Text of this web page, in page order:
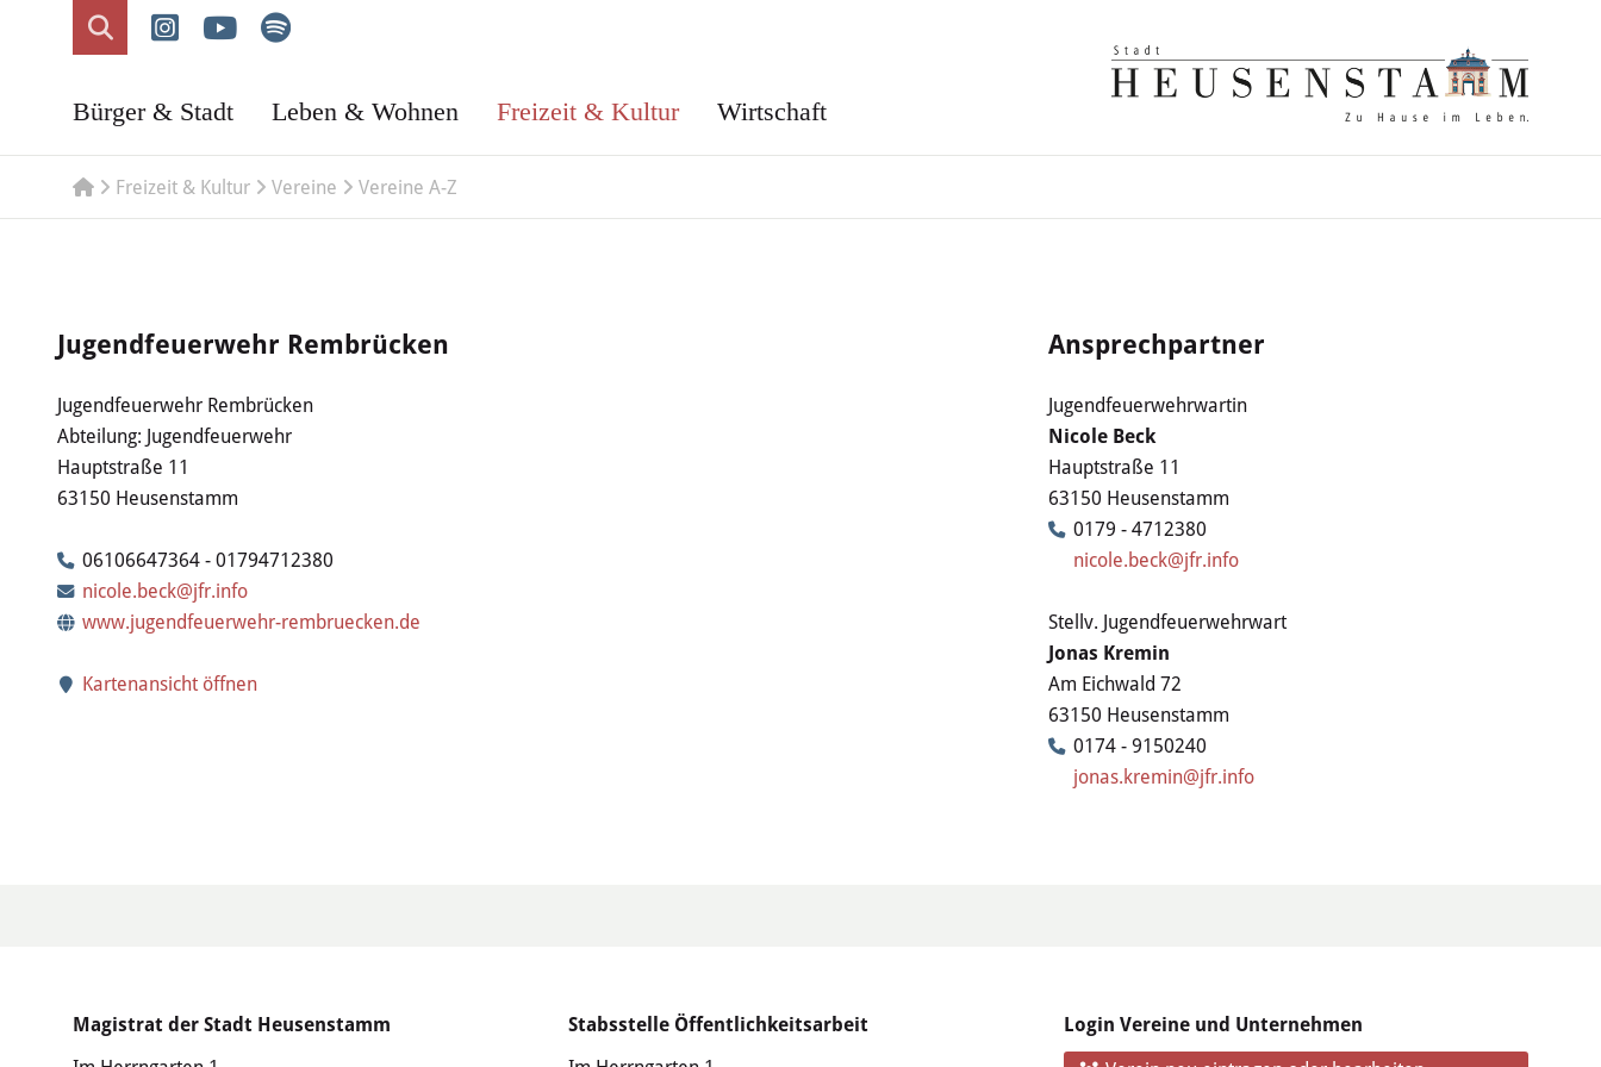
Bürger & Stadt Leben & Wohnen Freizeit & Kultur Wirtschaft
Freizeit & Kultur Vereine Vereine A-Z
Jugendfeuerwehr Rembrücken
Jugendfeuerwehr Rembrücken
Abteilung: Jugendfeuerwehr
Hauptstraße 11
63150 Heusenstamm
06106647364 - 01794712380
nicole.beck@jfr.info
www.jugendfeuerwehr-rembruecken.de
Kartenansicht öffnen
Ansprechpartner
Jugendfeuerwehrwartin
Nicole Beck
Hauptstraße 11
63150 Heusenstamm
0179 - 4712380
nicole.beck@jfr.info
Stellv. Jugendfeuerwehrwart
Jonas Kremin
Am Eichwald 72
63150 Heusenstamm
0174 - 9150240
jonas.kremin@jfr.info
Magistrat der Stadt Heusenstamm Stabsstelle Öffentlichkeitsarbeit Login Vereine und Unternehmen